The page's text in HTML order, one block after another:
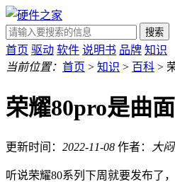
搜索
首页 驱动 软件 说明书 品牌 知识
当前位置： 首页 > 知识 > 百科 >
荣耀80pro是曲
更新时间： 2022-11-08 作者： 大
听说荣耀80系列下周就要发布了